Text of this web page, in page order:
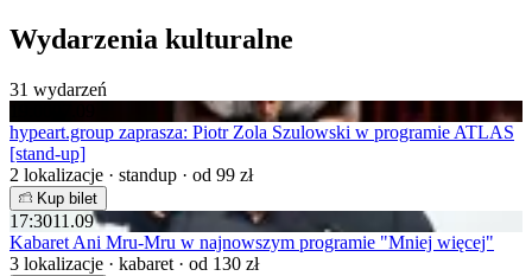
Wydarzenia kulturalne
31 wydarzeń
hypeart.group zaprasza: Piotr Zola Szulowski w programie ATLAS
[stand-up]
2 lokalizacje · standup · od 99 zł
Kup bilet
17:3011.09
Kabaret Ani Mru-Mru w najnowszym programie "Mniej więcej"
3 lokalizacje · kabaret · od 130 zł